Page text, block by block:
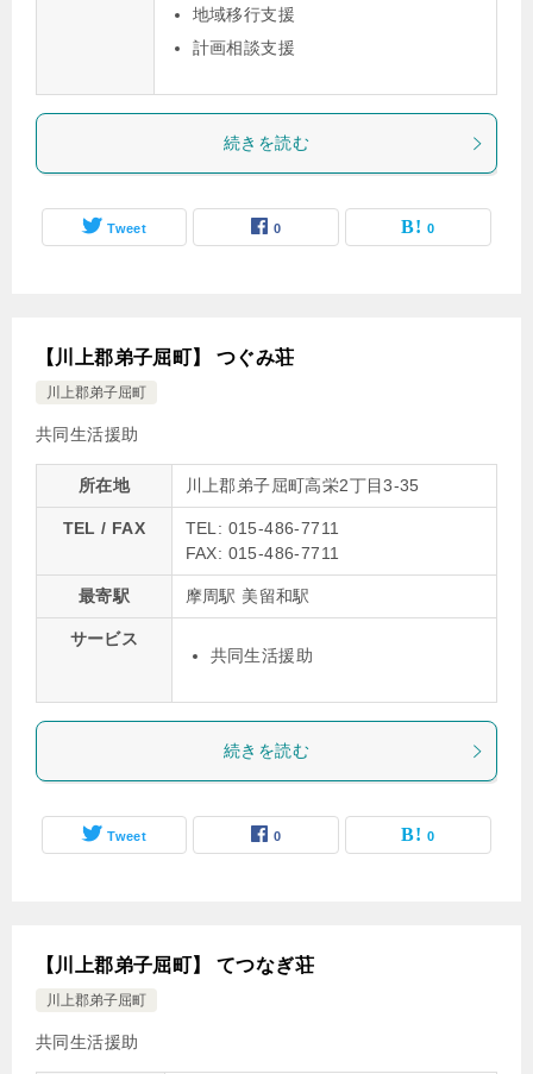
地域移行支援
計画相談支援
続きを読む
Tweet 0 0
【川上郡弟子屈町】 つぐみ荘
川上郡弟子屈町
共同生活援助
所在地 川上郡弟子屈町高栄2丁目3-35
TEL / FAX
TEL: 015-486-7711
FAX: 015-486-7711
最寄駅 摩周駅 美留和駅
サービス
共同生活援助
続きを読む
Tweet 0 0
【川上郡弟子屈町】 てつなぎ荘
川上郡弟子屈町
共同生活援助